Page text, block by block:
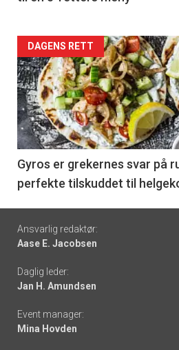
Forsiden
akkurat
nå
-
6
DAGENS RETT
Gyros er grekernes svar på
perfekte tilskuddet til
Footer
-
links
Ansvarlig redaktør:
Aase E. Jacobsen
Daglig leder:
Jan H. Amundsen
Event manager:
Mina Hovden